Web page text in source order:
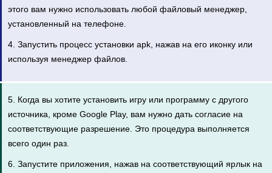
этого вам нужно использовать любой файловый менеджер,
установленный на телефоне.
4. Запустить процесс установки apk, нажав на его иконку или
используя менеджер файлов.
5. Когда вы хотите установить игру или программу с другого
источника, кроме Google Play, вам нужно дать согласие на
соответствующие разрешение. Это процедура выполняется
всего один раз.
6. Запустите приложения, нажав на соответствующий ярлык на